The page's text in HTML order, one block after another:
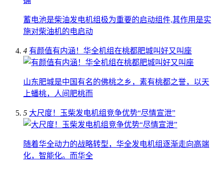
蓄电池是柴油发电机组极为重要的启动组件,其作用是实
施对柴油机的电启动
4 有颜值有内涵！华全机组在桃都肥城叫好又叫座
山东肥城是中国有名的佛桃之乡，素有桃都之誉，以天
上蟠桃，人间肥桃而
5 大尺度！玉柴发电机组竞争优势“尽情宣泄”
随着华全动力的战略转型，华全发电机组逐渐走向高端
化，智能化。而华全